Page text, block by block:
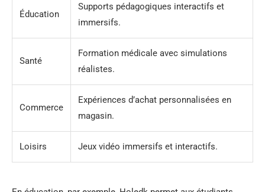
Éducation
Supports pédagogiques interactifs et
immersifs.
Santé
Formation médicale avec simulations
réalistes.
Commerce
Expériences d’achat personnalisées en
magasin.
Loisirs Jeux vidéo immersifs et interactifs.